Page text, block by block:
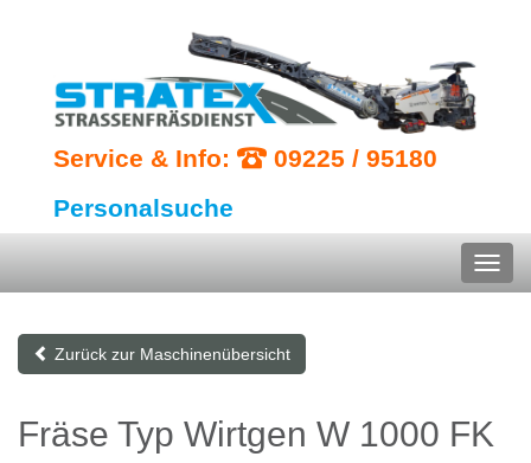
Service & Info:
09225 / 95180
Personalsuche
Zurück zur Maschinenübersicht
Fräse Typ Wirtgen W 1000 FK